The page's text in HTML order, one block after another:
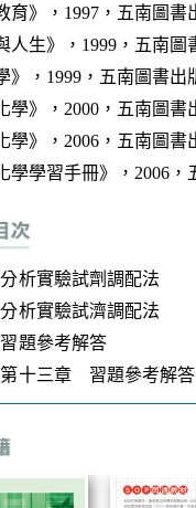
析實驗試劑調配法
析實驗試濟調配法
題參考解答
十三章 習題參考解答